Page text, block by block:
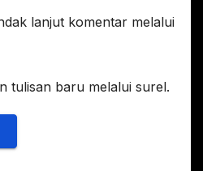
lanjut komentar melalui
tulisan baru melalui surel.